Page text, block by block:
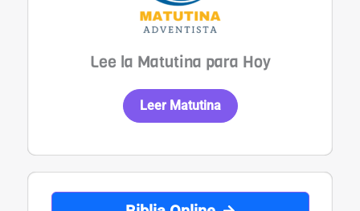
Lee la Matutina para Hoy
Leer Matutina